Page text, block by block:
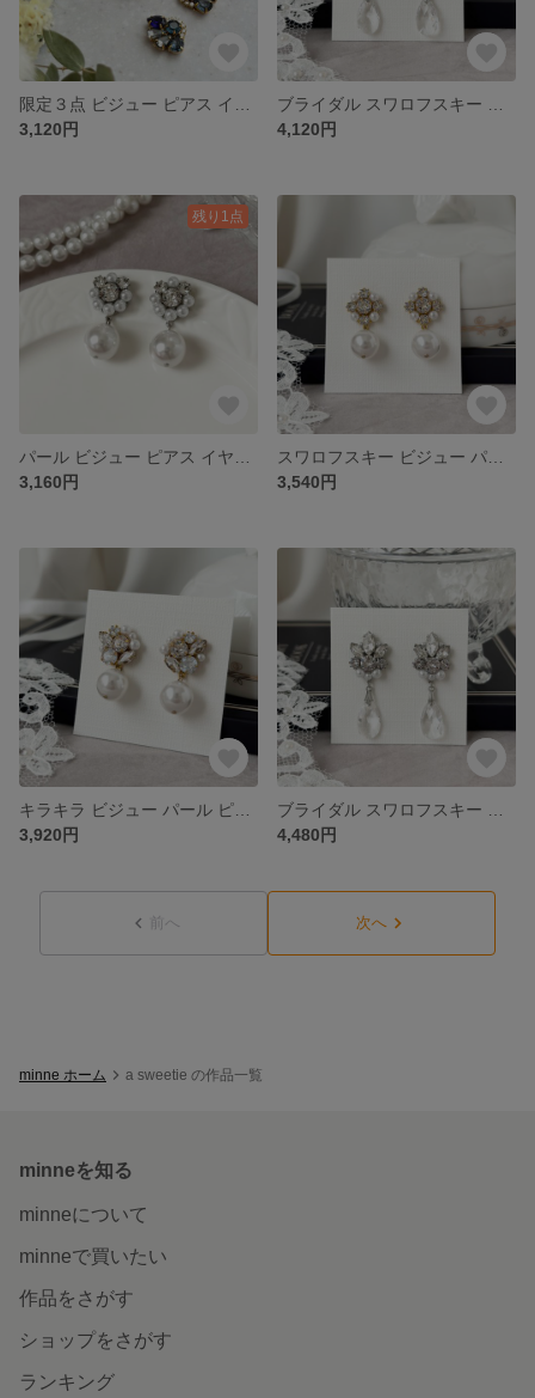
3,120円
4,120円
残り1点
3,160円
3,540円
3,920円
4,480円
前へ 次へ
minne ホーム a sweetie の作品一覧
minneを知る
minneについて
minneで買いたい
作品をさがす
ショップをさがす
ランキング